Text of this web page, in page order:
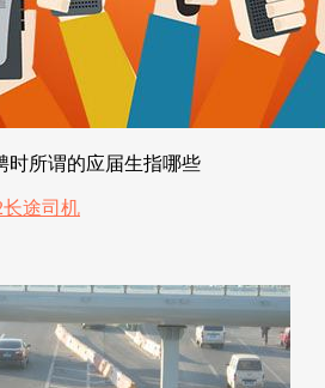
时所谓的应届生指哪些